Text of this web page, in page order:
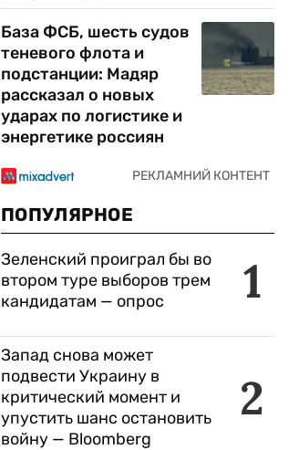
База ФСБ, шесть судов
теневого флота и
подстанции: Мадяр
рассказал о новых
ударах по логистике и
энергетике россиян
ПОПУЛЯРНОЕ
1
Зеленский проиграл бы во
втором туре выборов трем
кандидатам — опрос
2
Запад снова может
подвести Украину в
критический момент и
упустить шанс остановить
войну — Bloomberg